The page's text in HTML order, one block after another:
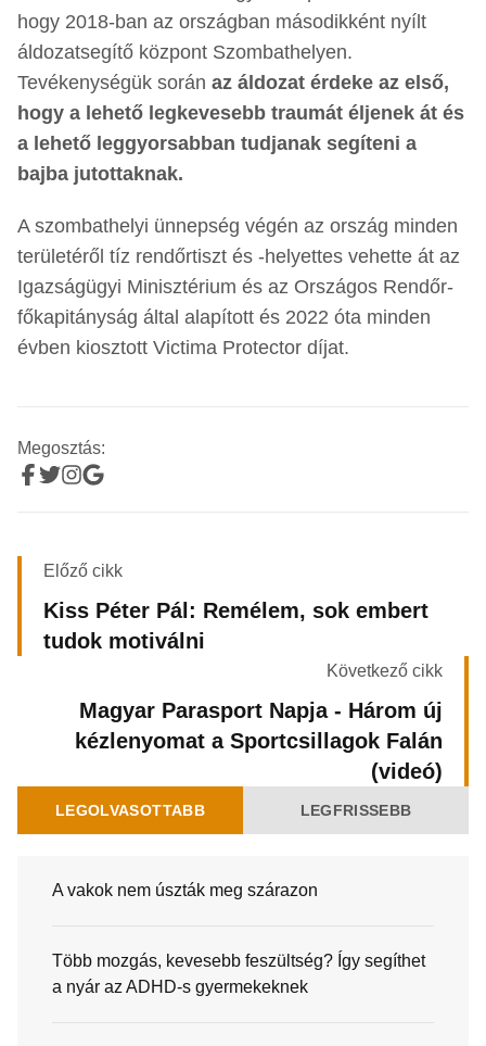
hogy 2018-ban az országban másodikként nyílt
áldozatsegítő központ Szombathelyen.
Tevékenységük során az áldozat érdeke az első,
hogy a lehető legkevesebb traumát éljenek át és
a lehető leggyorsabban tudjanak segíteni a
bajba jutottaknak.
A szombathelyi ünnepség végén az ország minden
területéről tíz rendőrtiszt és -helyettes vehette át az
Igazságügyi Minisztérium és az Országos Rendőr-
főkapitányság által alapított és 2022 óta minden
évben kiosztott Victima Protector díjat.
Megosztás:
Előző cikk
Kiss Péter Pál: Remélem, sok embert
tudok motiválni
Következő cikk
Magyar Parasport Napja - Három új
kézlenyomat a Sportcsillagok Falán
(videó)
LEGOLVASOTTABB LEGFRISSEBB
A vakok nem úszták meg szárazon
Több mozgás, kevesebb feszültség? Így segíthet
a nyár az ADHD-s gyermekeknek